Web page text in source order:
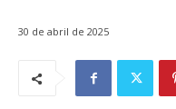
30 de abril de 2025